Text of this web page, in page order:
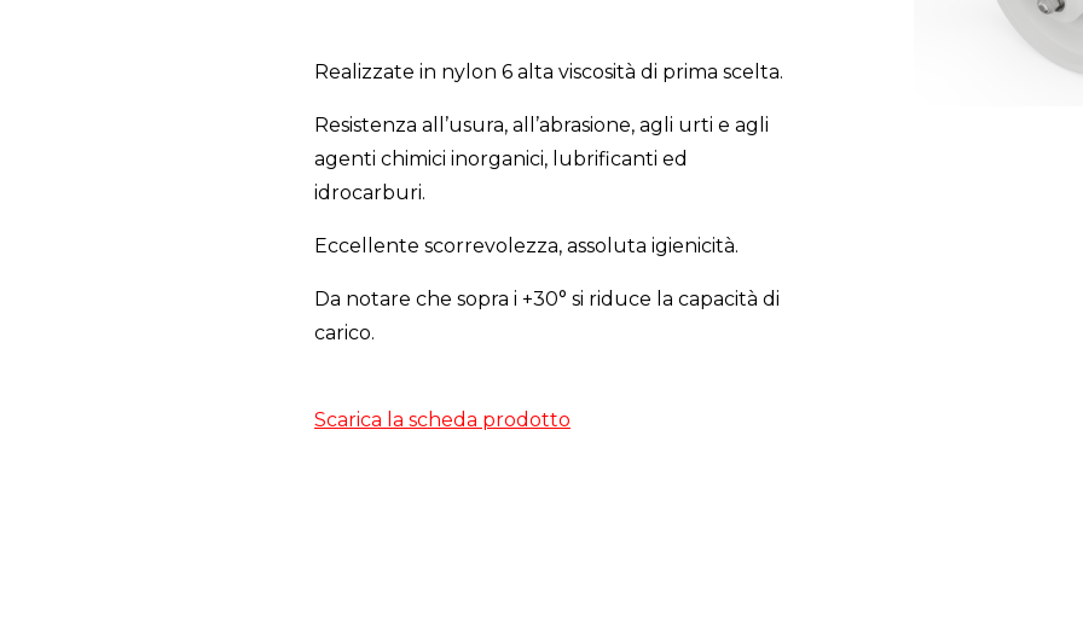
Realizzate in nylon 6 alta viscosità di prima scelta.
Resistenza all’usura, all’abrasione, agli urti e agli
agenti chimici inorganici, lubrificanti ed
idrocarburi.
Eccellente scorrevolezza, assoluta igienicità.
Da notare che sopra i +30° si riduce la capacità di
carico.
Scarica la scheda prodotto